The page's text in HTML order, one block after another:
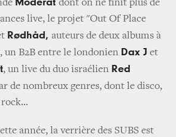
Moderat dont on ne finit plus de
live, le projet "Out Of Place
Rødhåd, auteurs de deux albums à
un B2B entre le londonien Dax J et
, un live du duo israélien Red
de nombreux genres, dont le disco,
année, la verrière des SUBS est